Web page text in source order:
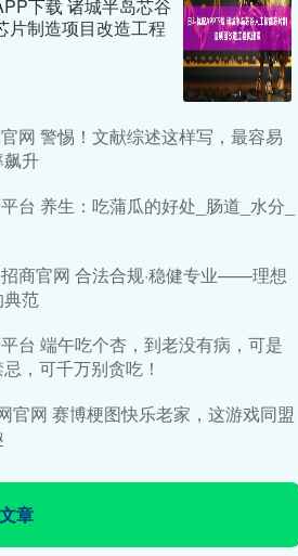
下载 诸城半岛芯谷
片制造项目改造工程
网 警惕！文献综述这样写，最容易
升
台 养生：吃蒲瓜的好处_肠道_水分_
商官网 合法合规·稳健专业——理想
范
台 端午吃个杏，到老没有病，可是
，可千万别贪吃！
官网 赛博梗图快乐老家，这游戏同盟
章